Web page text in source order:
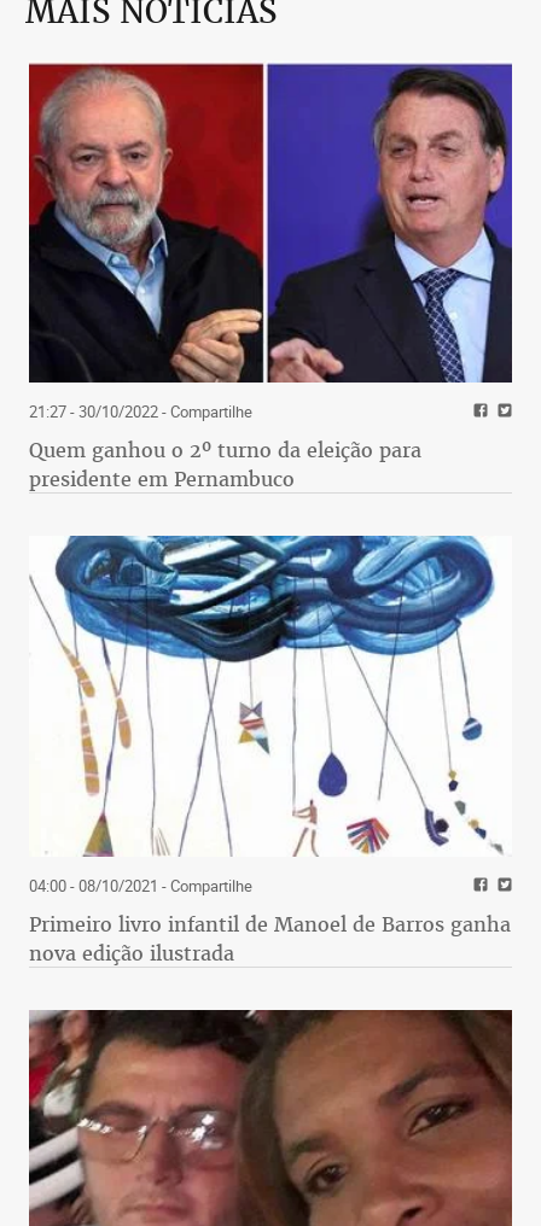
MAIS NOTÍCIAS
21:27 - 30/10/2022- Compartilhe
Quem ganhou o 2º turno da eleição para
presidente em Pernambuco
04:00 - 08/10/2021 - Compartilhe
Primeiro livro infantil de Manoel de Barros ganha
nova edição ilustrada